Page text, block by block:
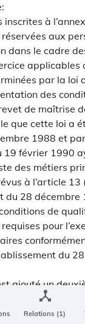
inscrites à
aux
dans le cadre
applicables
par la loi
des
de maîtrise
que cette loi a
1988 et
19 février 1990
des métiers
à l’article 13
du 28 décembre
de
pour
du
ajouté un
suivante:
inscrites dans le
device_hub
Relations (1)